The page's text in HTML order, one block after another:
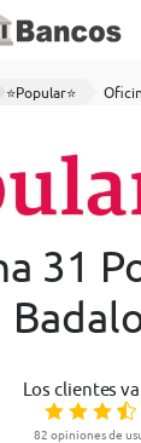
⭐Popular⭐
31
Los clientes
82 opiniones de